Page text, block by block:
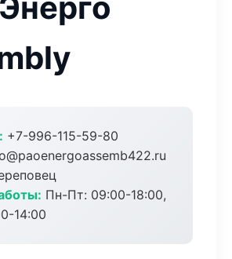
+7-996-115-59-80
Пн-Пт: 09:00-18:00,
14:00